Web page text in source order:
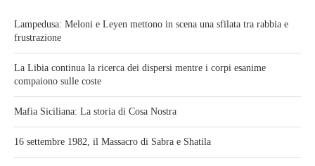
Lampedusa: Meloni e Leyen mettono in scena una sfilata tra rabbia e
frustrazione
La Libia continua la ricerca dei dispersi mentre i corpi esanime
compaiono sulle coste
Mafia Siciliana: La storia di Cosa Nostra
16 settembre 1982, il Massacro di Sabra e Shatila